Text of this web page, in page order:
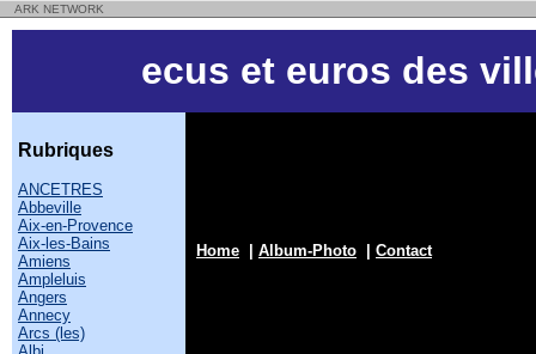
ARK NETWORK
ecus et euros des
Rubriques
ANCETRES
Abbeville
Aix-en-Provence
Aix-les-Bains
Amiens
Ampleluis
Angers
Annecy
Arcs (les)
Home Album-Photo Contact